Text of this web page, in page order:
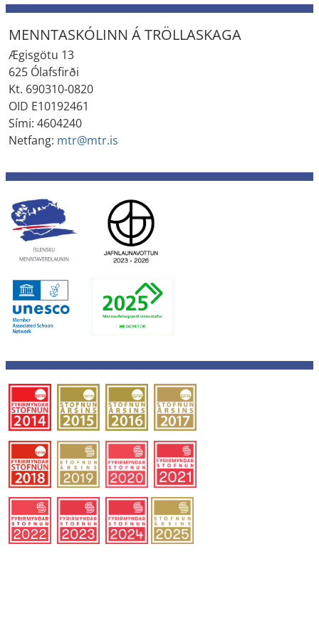
MENNTASKÓLINN Á TRÖLLASKAGA
Ægisgötu 13
625 Ólafsfirði
Kt. 690310-0820
OID E10192461
Sími: 4604240
Netfang: mtr@mtr.is